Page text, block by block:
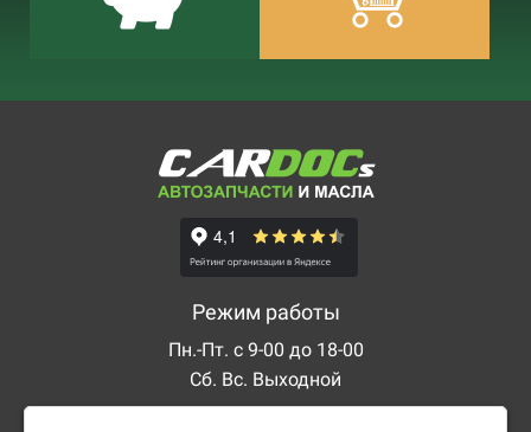
Режим работы
Пн.-Пт. с 9-00 до 18-00
Сб. Вс. Выходной